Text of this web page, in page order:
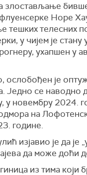
злостављање
Норе
тешких телесних
у чијем је
ухапшен у
ослобођен је
Једно се наводно
у новембру 2024.
на
године.
изјавио је да је
да може доћи
из тима који